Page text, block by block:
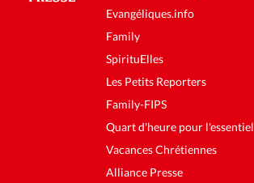
Evangéliques.info
Family
SpirituElles
Les Petits Reporters
Family-FIPS
Quart d'heure pour l'essentiel
Vacances Chrétiennes
Alliance Presse